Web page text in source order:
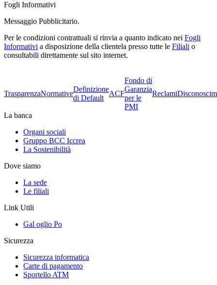
Fogli Informativi
Messaggio Pubblicitario.
Per le condizioni contrattuali si rinvia a quanto indicato nei Fogli
Informativi a disposizione della clientela presso tutte le Filiali o
consultabili direttamente sul sito internet.
TrasparenzaNormative
Definizione
di Default
ACF
Fondo di
Garanzia
per le
PMI
Reclami
La banca
Organi sociali
Gruppo BCC Iccrea
La Sostenibilità
Dove siamo
La sede
Le filiali
Link Utili
Gal oglio Po
Sicurezza
Sicurezza informatica
Carte di pagamento
Sportello ATM